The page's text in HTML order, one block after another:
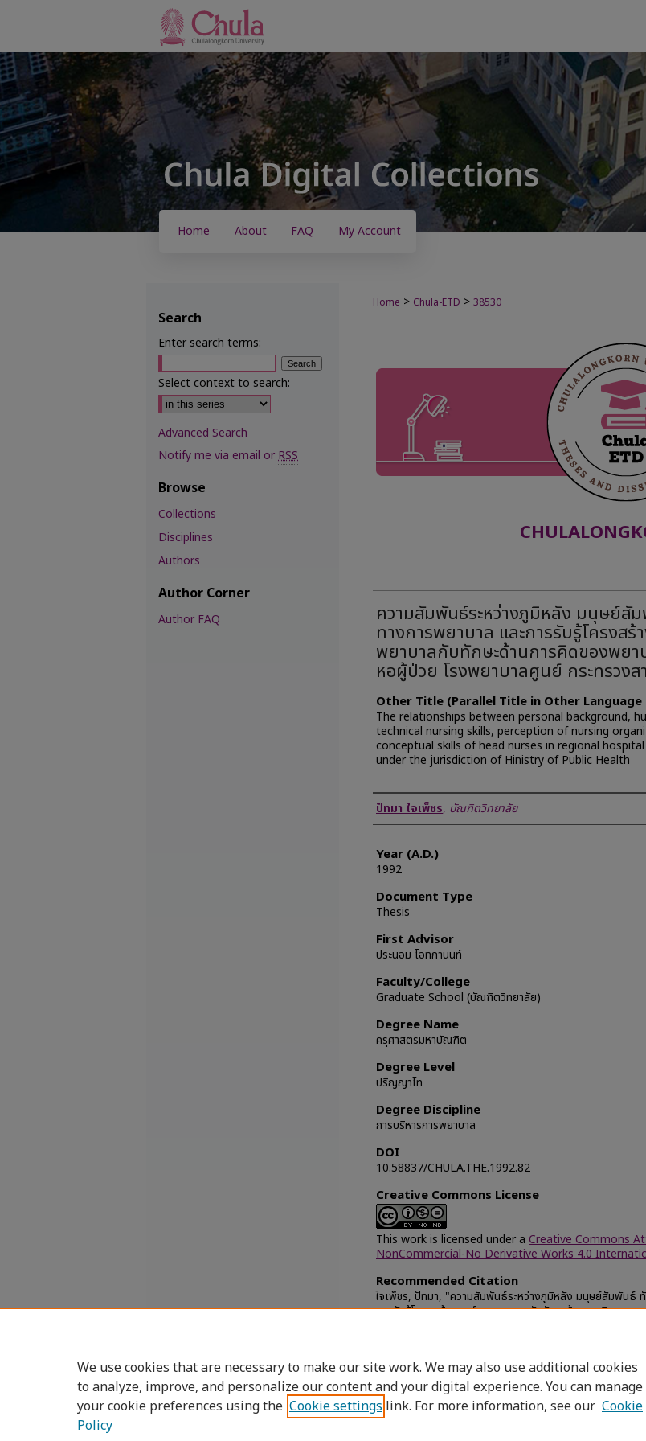
Home About FAQ My Account
Home > Chula-ETD > 38530
ความสัมพันธ์ระหว่างภูมิหลัง มนุษย์สั
ทางการพยาบาล และการรับรู้โครงสร้
พยาบาลกับทักษะด้านการคิดของพยา
หอผู้ป่วย โรงพยาบาลศูนย์ กระทรวง
Other Title (Parallel Title in Other Language
The relationships between personal background,
technical nursing skills, perception of nursing
conceptual skills of head nurses in regional
under the jurisdiction of Hinistry of Public Health
Author
ปัทมา ใจเพ็ชร, บัณฑิตวิทยาลัย
Year (A.D.)
1992
Document Type
Thesis
First Advisor
ประนอม โอทกานนท์
Faculty/College
Graduate School (บัณฑิตวิทยาลัย)
Degree Name
ครุศาสตรมหาบัณฑิต
Degree Level
ปริญญาโท
Degree Discipline
การบริหารการพยาบาล
DOI
10.58837/CHULA.THE.1992.82
Creative Commons License
This work is licensed under a Creative Commons
NonCommercial-No Derivative Works 4.0
Recommended Citation
ใจเพ็ชร, ปัทมา, "ความสัมพันธ์ระหว่างภูมิหลัง มนุษย์สัมพันธ์
การรับรู้โครงสร้างองค์การพยาบาลกับทักษะด้านการคิดของพ
Search
Enter search terms:
Select context to search:
Advanced Search
Notify me via email or RSS
Browse
Collections
Disciplines
Authors
Author Corner
Author FAQ
We use cookies that are necessary to make our site work. We may also use additional cookies
to analyze, improve, and personalize our content and your digital experience. You can manage
your cookie preferences using the Cookie settings link. For more information, see our Cookie
Policy